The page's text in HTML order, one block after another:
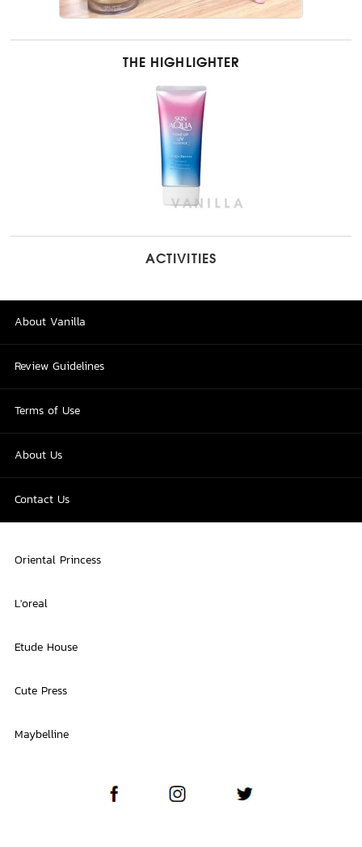
THE HIGHLIGHTER
ACTIVITIES
About Vanilla
Review Guidelines
Terms of Use
About Us
Contact Us
Oriental Princess
L'oreal
Etude House
Cute Press
Maybelline